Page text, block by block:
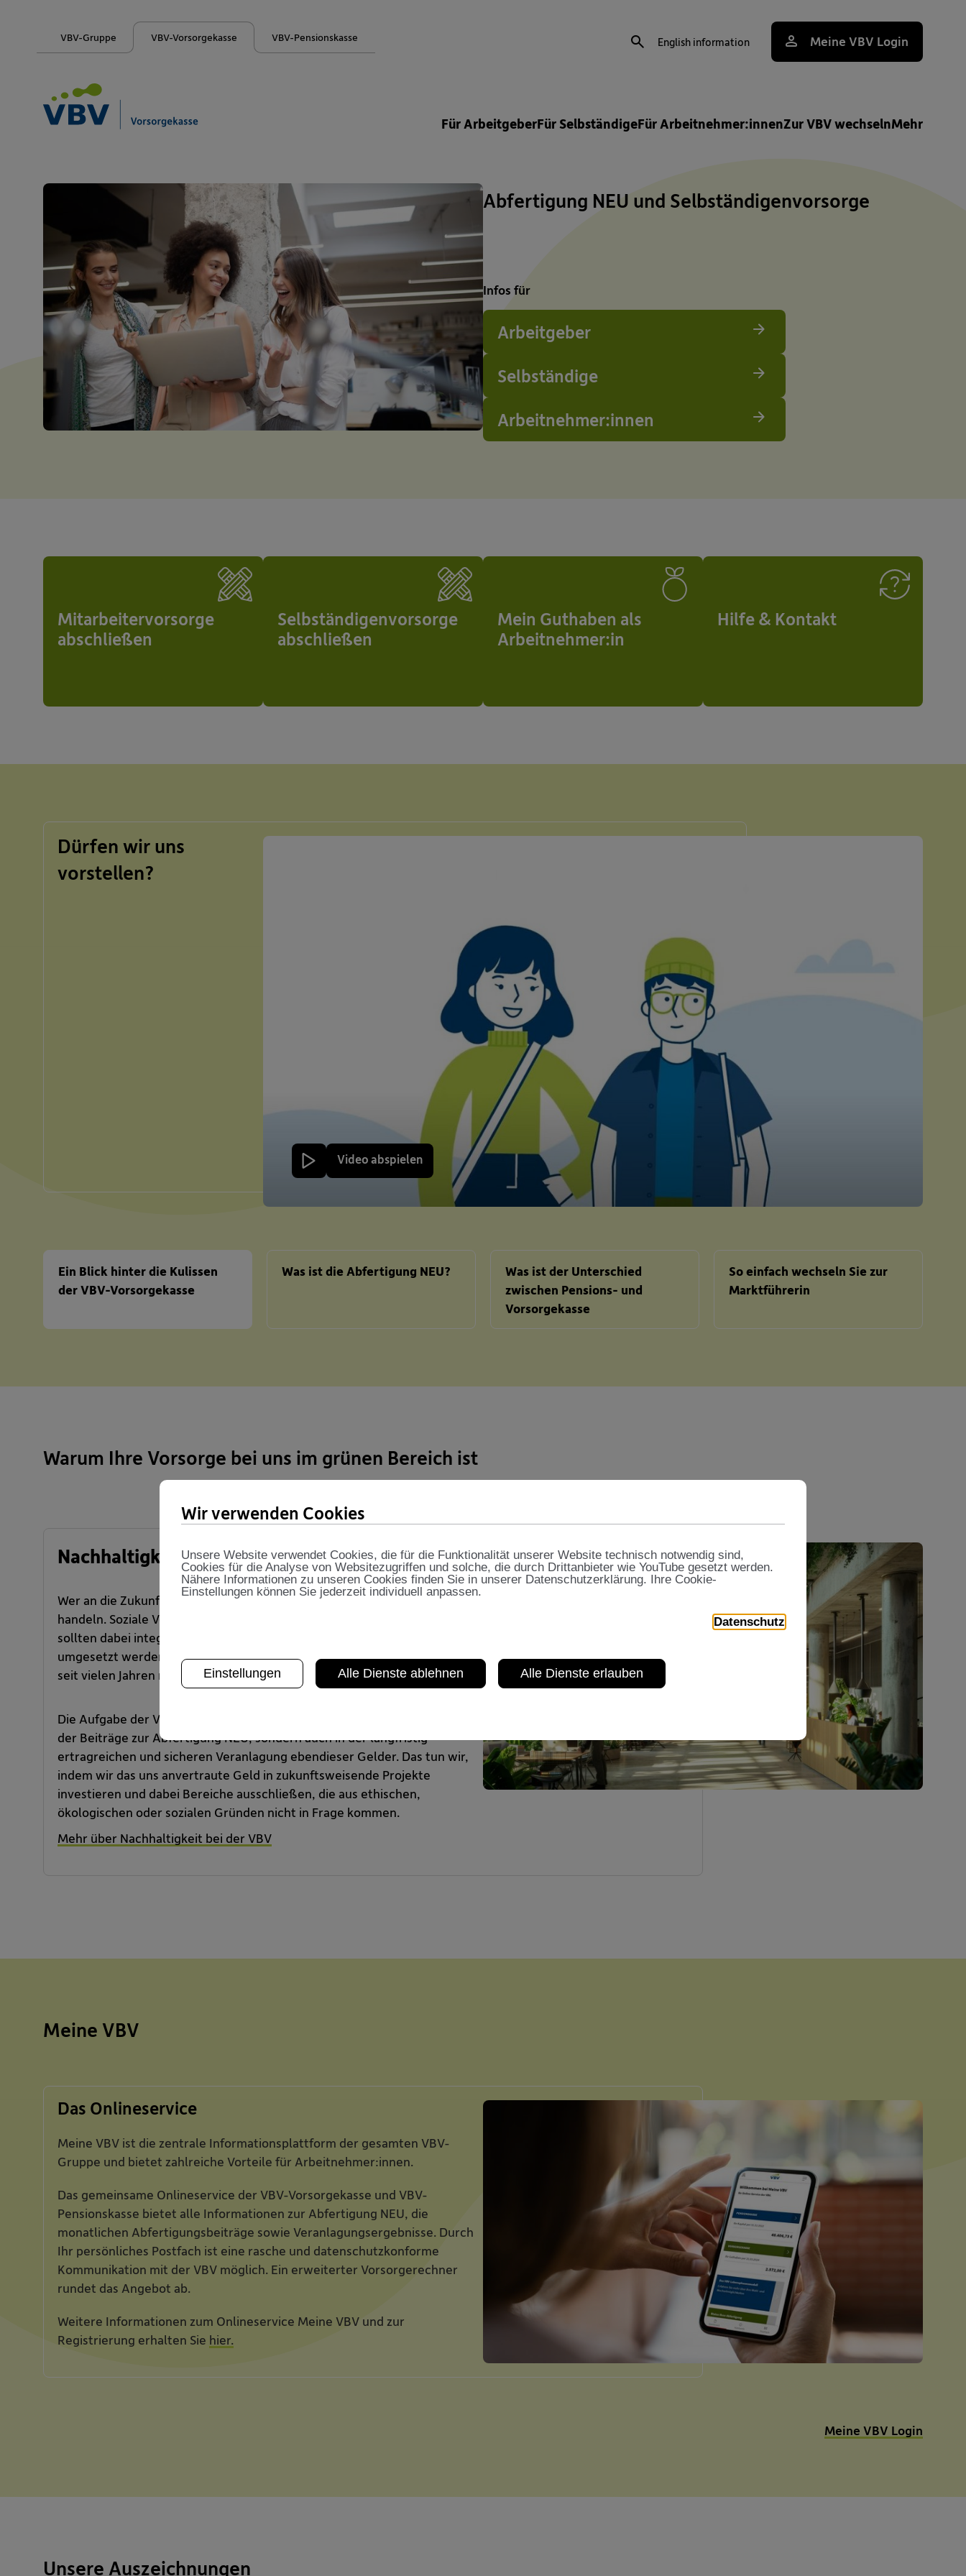
VBV-Gruppe VBV-Vorsorgekasse VBV-Pensionskasse
SucheEnglish information Meine VBV Login
Für ArbeitgeberFür SelbständigeFür Arbeitnehmer:innenZur VBV wechselnMehr
Abfertigung NEU und Selbständigenvorsorge
Infos für
Arbeitgeber
Selbständige
Arbeitnehmer:innen
Mitarbeitervorsorge
abschließen
Selbständigenvorsorge
abschließen
Mein Guthaben als
Arbeitnehmer:in
Hilfe & Kontakt
Dürfen wir uns
vorstellen?
Video abspielen
Ein Blick hinter die Kulissen
der VBV-Vorsorgekasse
Was ist die Abfertigung NEU?
Was ist der Unterschied
zwischen Pensions- und
Vorsorgekasse
So einfach wechseln Sie zur
Marktführerin
Warum Ihre Vorsorge bei uns im grünen Bereich ist
Nachhaltigkeit aus Überzeugung
Wer an die Zukunft der Menschheit denkt, muss konsequent nachhaltig
handeln. Soziale Verantwortung sowie der Schutz von Klima und Umwelt
sollten dabei integrale Bestandteile des Kerngeschäfts sein und aktiv
umgesetzt werden. Deshalb handeln wir in der gesamten VBV-Gruppe
seit vielen Jahren nach dem Prinzip der Nachhaltigkeit.
Die Aufgabe der VBV-Vorsorgekasse liegt nicht nur in der Verwaltung
der Beiträge zur Abfertigung NEU, sondern auch in der langfristig
ertragreichen und sicheren Veranlagung ebendieser Gelder. Das tun wir,
indem wir das uns anvertraute Geld in zukunftsweisende Projekte
investieren und dabei Bereiche ausschließen, die aus ethischen,
ökologischen oder sozialen Gründen nicht in Frage kommen.
Mehr über Nachhaltigkeit bei der VBV
Meine VBV
Das Onlineservice
Meine VBV ist die zentrale Informationsplattform der gesamten VBV-
Gruppe und bietet zahlreiche Vorteile für Arbeitnehmer:innen.
Das gemeinsame Onlineservice der VBV-Vorsorgekasse und VBV-
Pensionskasse bietet alle Informationen zur Abfertigung NEU, die
monatlichen Abfertigungsbeiträge sowie Veranlagungsergebnisse. Durch
Ihr persönliches Postfach ist eine rasche und datenschutzkonforme
Kommunikation mit der VBV möglich. Ein erweiterter Vorsorgerechner
rundet das Angebot ab.
Weitere Informationen zum Onlineservice Meine VBV und zur
Registrierung erhalten Sie hier.
Meine VBV Login
Unsere Auszeichnungen
Wir verwenden Cookies
Unsere Website verwendet Cookies, die für die Funktionalität unserer Website technisch notwendig sind,
Cookies für die Analyse von Websitezugriffen und solche, die durch Drittanbieter wie YouTube gesetzt werden.
Nähere Informationen zu unseren Cookies finden Sie in unserer Datenschutzerklärung. Ihre Cookie-
Einstellungen können Sie jederzeit individuell anpassen.
Datenschutz
Einstellungen Alle Dienste ablehnen Alle Dienste erlauben